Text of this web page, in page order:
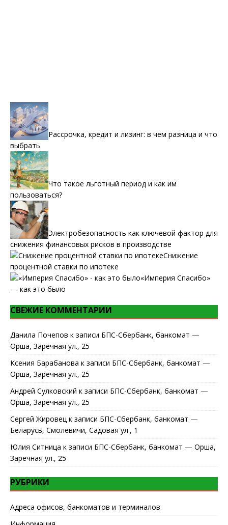
Рассрочка, кредит и лизинг: в чем разница и что
выбрать
Что такое льготный период и как им
пользоваться?
Электробезопасность как ключевой фактор для
снижения финансовых рисков в производстве
Снижение
процентной ставки по ипотеке
«Империя Спасибо»
— как это было
СВЕЖИЕ КОММЕНТАРИИ
Данила Почепов к записи БПС-Сбербанк, банкомат —
Орша, Заречная ул., 25
Ксения Барабанова к записи БПС-Сбербанк, банкомат —
Орша, Заречная ул., 25
Андрей Сулковский к записи БПС-Сбербанк, банкомат —
Орша, Заречная ул., 25
Сергей Жировец к записи БПС-Сбербанк, банкомат —
Беларусь, Смолевичи, Садовая ул., 1
Юлия Ситница к записи БПС-Сбербанк, банкомат — Орша,
Заречная ул., 25
РУБРИКИ
Адреса офисов, банкоматов и терминалов